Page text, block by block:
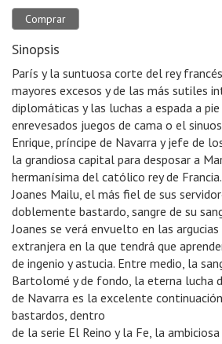
Comprar
Sinopsis
París y la suntuosa corte del rey
mayores excesos y de las más sutiles
diplomáticas y las luchas a espada a
enrevesados juegos de cama o el
Enrique, príncipe de Navarra y jefe de
la grandiosa capital para desposar a
hermanísima del católico rey de
Joanes Mailu, el más fiel de sus
doblemente bastardo, sangre de su
Joanes se verá envuelto en las
extranjera en la que tendrá que
de ingenio y astucia. Entre medio, la
Bartolomé y de fondo, la eterna lucha
de Navarra es la excelente
bastardos, dentro
de la serie El Reino y la Fe, la